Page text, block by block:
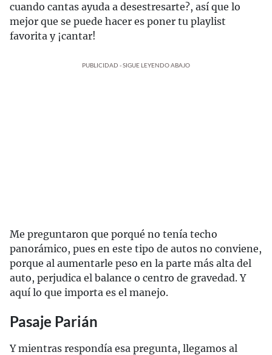
cuando cantas ayuda a desestresarte?, así que lo
mejor que se puede hacer es poner tu playlist
favorita y ¡cantar!
PUBLICIDAD - SIGUE LEYENDO ABAJO
Me preguntaron que porqué no tenía techo
panorámico, pues en este tipo de autos no conviene,
porque al aumentarle peso en la parte más alta del
auto, perjudica el balance o centro de gravedad. Y
aquí lo que importa es el manejo.
Pasaje Parián
Y mientras respondía esa pregunta, llegamos al